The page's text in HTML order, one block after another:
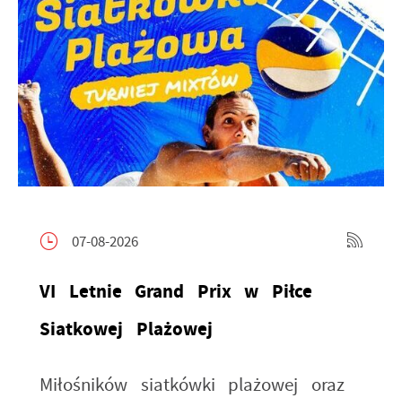
07-08-2026
VI Letnie Grand Prix w Piłce
Siatkowej Plażowej
Miłośników siatkówki plażowej oraz